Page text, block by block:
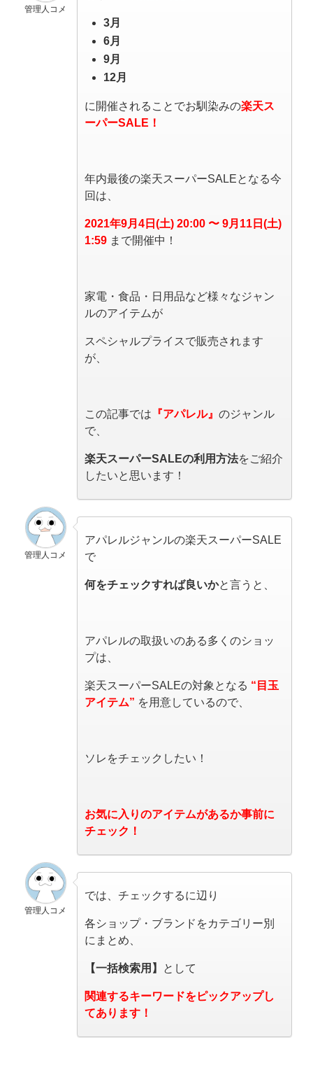
管理人コメ
3月
6月
9月
12月
に開催されることでお馴染みの楽天ス
ーパーSALE！
年内最後の楽天スーパーSALEとなる今
回は、
2021年9月4日(土) 20:00 〜 9月11日(土)
1:59 まで開催中！
家電・食品・日用品など様々なジャン
ルのアイテムが
スペシャルプライスで販売されます
が、
この記事では 『アパレル』 のジャンル
で、
楽天スーパーSALEの利用方法をご紹介
したいと思います！
管理人コメ
アパレルジャンルの楽天スーパーSALE
で
何をチェックすれば良いかと言うと、
アパレルの取扱いのある多くのショッ
プは、
楽天スーパーSALEの対象となる “目玉
アイテム” を用意しているので、
ソレをチェックしたい！
お気に入りのアイテムがあるか事前に
チェック！
管理人コメ
では、チェックするに辺り
各ショップ・ブランドをカテゴリー別
にまとめ、
【一括検索用】 として
関連するキーワードをピックアップし
てあります！